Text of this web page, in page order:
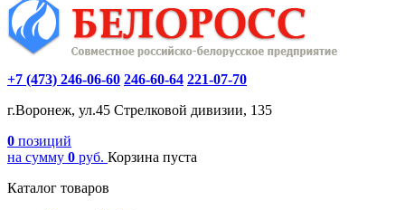
+7 (473) 246-06-60 246-60-64 221-07-70
г.Воронеж, ул.45 Стрелковой дивизии, 135
0 позиций
на сумму 0 руб. Корзина пуста
Каталог товаров